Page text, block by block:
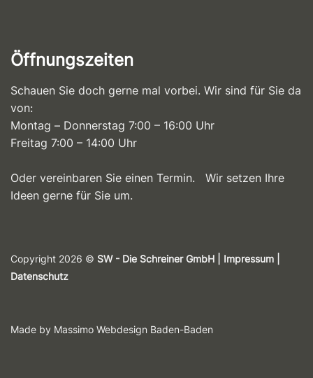
Öffnungszeiten
Schauen Sie doch gerne mal vorbei. Wir sind für Sie da
von:
Montag – Donnerstag 7:00 – 16:00 Uhr
Freitag 7:00 – 14:00 Uhr
Oder vereinbaren Sie einen Termin. Wir setzen Ihre
Ideen gerne für Sie um.
Copyright 2026 © SW - Die SchreinerGmbH | Impressum
Datenschutz
Made by Massimo Webdesign Baden-Baden